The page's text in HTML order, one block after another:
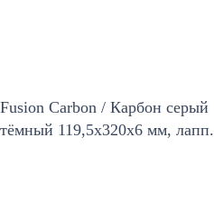
Fusion Carbon / Карбон серый
тёмный 119,5x320х6 мм, лапп.